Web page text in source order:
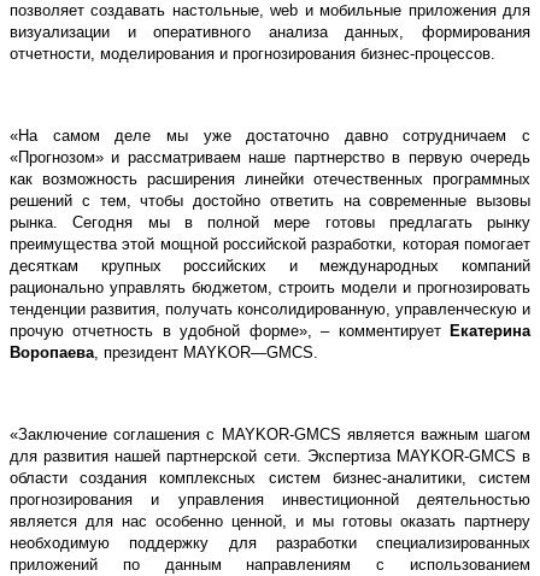
позволяет создавать настольные, web и мобильные приложения для
визуализации и оперативного анализа данных, формирования
отчетности, моделирования и прогнозирования бизнес-процессов.
«На самом деле мы уже достаточно давно сотрудничаем с
«Прогнозом» и рассматриваем наше партнерство в первую очередь
как возможность расширения линейки отечественных программных
решений с тем, чтобы достойно ответить на современные вызовы
рынка. Сегодня мы в полной мере готовы предлагать рынку
преимущества этой мощной российской разработки, которая помогает
десяткам крупных российских и международных компаний
рационально управлять бюджетом, строить модели и прогнозировать
тенденции развития, получать консолидированную, управленческую и
прочую отчетность в удобной форме», – комментирует Екатерина
Воропаева, президент MAYKOR—GMCS.
«Заключение соглашения с MAYKOR-GMCS является важным шагом
для развития нашей партнерской сети. Экспертиза MAYKOR-GMCS в
области создания комплексных систем бизнес-аналитики, систем
прогнозирования и управления инвестиционной деятельностью
является для нас особенно ценной, и мы готовы оказать партнеру
необходимую поддержку для разработки специализированных
приложений по данным направлениям с использованием